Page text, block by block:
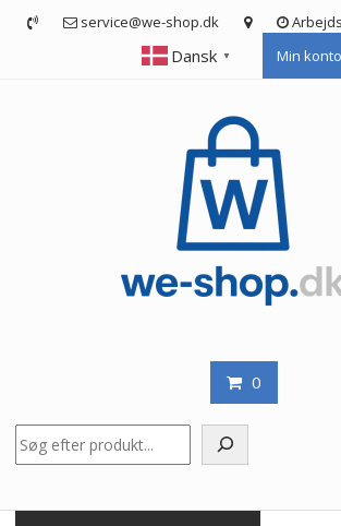
service@we-shop.dk
Dansk ▼ Min konto
0